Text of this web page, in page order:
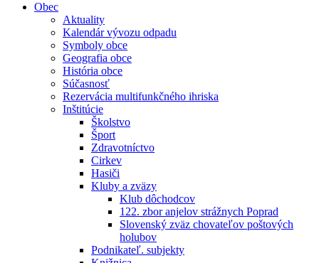
Obec
Aktuality
Kalendár vývozu odpadu
Symboly obce
Geografia obce
História obce
Súčasnosť
Rezervácia multifunkčného ihriska
Inštitúcie
Školstvo
Šport
Zdravotníctvo
Cirkev
Hasiči
Kluby a zväzy
Klub dôchodcov
122. zbor anjelov strážnych Poprad
Slovenský zväz chovateľov poštových
holubov
Podnikateľ. subjekty